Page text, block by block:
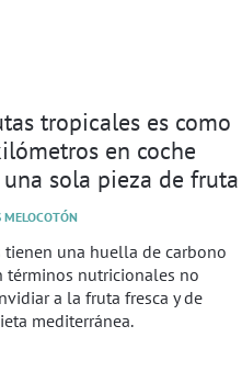
tropicales es como
en coche
sola pieza de fruta
MELOCOTÓN
tienen una huella de carbono
términos nutricionales no
a la fruta fresca y de
mediterránea.